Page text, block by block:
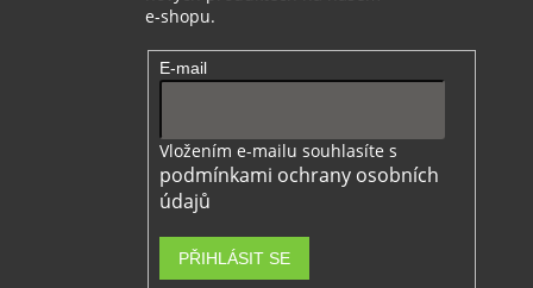
e-shopu.
E-mail
Vložením e-mailu souhlasíte s
podmínkami ochrany osobních
údajů
PŘIHLÁSIT SE